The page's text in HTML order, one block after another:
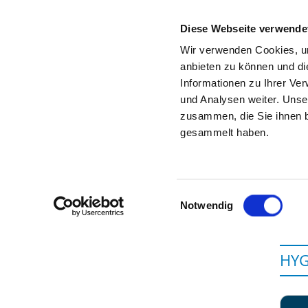
Diese Webseite
Wir verwenden Cookies,
anbieten zu können und
Informationen zu Ihrer
und Analysen weiter.
zusammen, die Sie ihnen
gesammelt haben.
Einwilligungsauswahl
Notwendig
Zur Krankenhaus-Startseite